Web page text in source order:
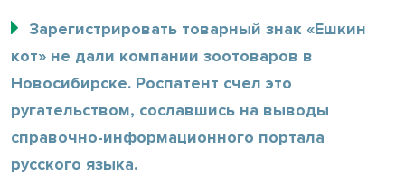
Зарегистрировать товарный знак «Ешкин
кот» не дали компании зоотоваров в
Новосибирске. Роспатент счел это
ругательством, сославшись на выводы
справочно-информационного портала
русского языка.